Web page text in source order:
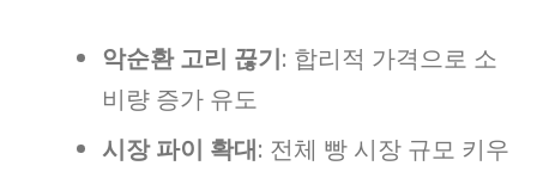
악순환 고리 끊기: 합리적 가격으로 소
비량 증가 유도
시장 파이 확대: 전체 빵 시장 규모 키우